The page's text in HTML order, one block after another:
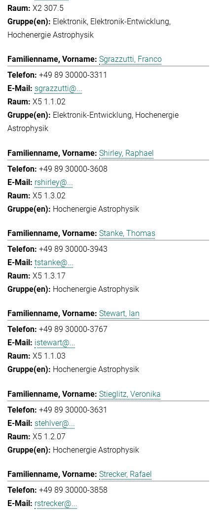
X2 307.5
Elektronik Elektronik-Entwicklung
Hochenergie Astrophysik
Sgrazzutti, Franco
+49 89 30000-3311
sgrazzutti@...
X5 1.1.02
Elektronik-Entwicklung Hochenergie
Astrophysik
Shirley, Raphael
+49 89 30000-3608
rshirley@...
X5 1.3.02
Hochenergie Astrophysik
Stanke, Thomas
+49 89 30000-3943
tstanke@...
X5 1.3.17
Hochenergie Astrophysik
Stewart, Ian
+49 89 30000-3767
istewart@...
X5 1.1.03
Hochenergie Astrophysik
Stieglitz, Veronika
+49 89 30000-3631
stehlver@...
X5 1.2.07
Hochenergie Astrophysik
Strecker, Rafael
+49 89 30000-3858
rstrecker@...